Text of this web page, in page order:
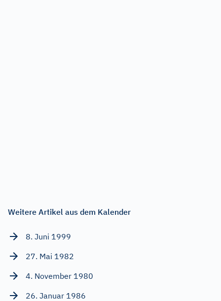
Weitere Artikel aus dem Kalender
8. Juni 1999
27. Mai 1982
4. November 1980
26. Januar 1986